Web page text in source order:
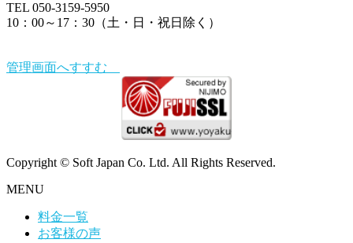
TEL 050-3159-5950
10：00～17：30（土・日・祝日除く）
管理画面へすすむ
Copyright © Soft Japan Co. Ltd. All Rights Reserved.
MENU
料金一覧
お客様の声